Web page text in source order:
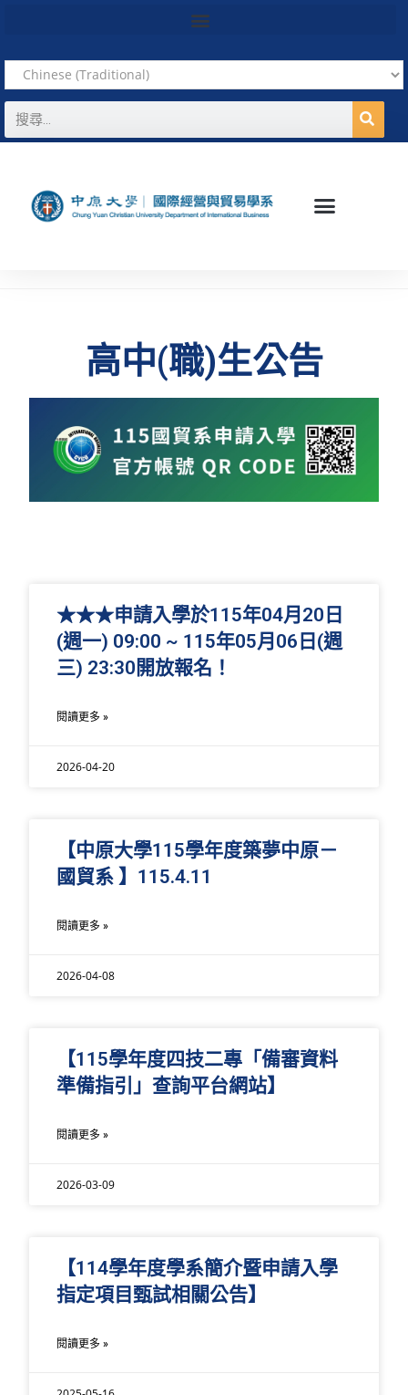
高中(職)生公告
★★★申請入學於115年04月20日
(週一) 09:00 ~ 115年05月06日(週
三) 23:30開放報名！
閱讀更多 »
2026-04-20
【中原大學115學年度築夢中原－
國貿系 】115.4.11
閱讀更多 »
2026-04-08
【115學年度四技二專「備審資料
準備指引」查詢平台網站】
閱讀更多 »
2026-03-09
【114學年度學系簡介暨申請入學
指定項目甄試相關公告】
閱讀更多 »